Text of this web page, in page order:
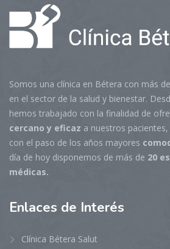
Somos una clínica en Bétera con más
en el sector de la salud y bienestar.
hemos trabajado con la finalidad de
cercano y eficaz a nuestros
con el paso de los años mayores
día de hoy disponemos de más de 20
médicas.
Enlaces de Interés
Clínica Bétera Salut